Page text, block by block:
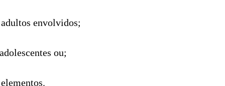
envolvidos;
ou;